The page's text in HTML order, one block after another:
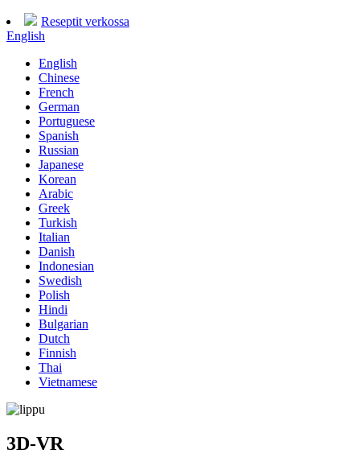
Reseptit verkossa
English
English
Chinese
French
German
Portuguese
Spanish
Russian
Japanese
Korean
Arabic
Greek
Turkish
Italian
Danish
Indonesian
Swedish
Polish
Hindi
Bulgarian
Dutch
Finnish
Thai
Vietnamese
3D-VR